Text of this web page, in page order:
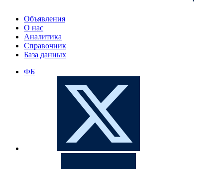
Объявления
О нас
Аналитика
Справочник
База данных
ФБ